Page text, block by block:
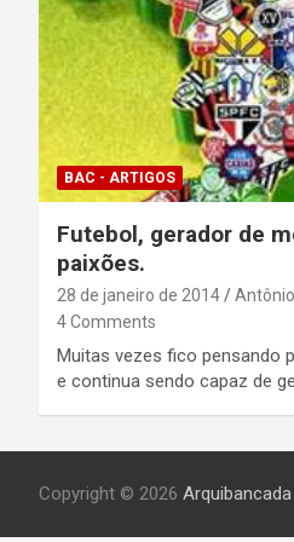
BAC - ARTIGOS
Futebol, gerador de
paixões.
28 de janeiro de 2014
4 Comments
Muitas vezes fico pensando
e continua sendo capaz de
Copyright © 2026